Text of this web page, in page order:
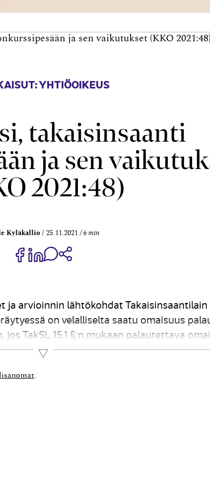
ja sen vaikutukset (KKO 2021:48)
YHTIÖOIKEUS
takaisinsaanti
ja sen
2021:48)
Kyläkallio 25.11.2021 6 min
Jaa Share on Facebook
Jaa Share on LinkedIn
Jaa WhatsApp-viestinä
ja arvioinnin lähtökohdat
on velalliselta saatu omaisuus
jos TakSL 15.1 §:n mukaan palautettava
on korvattava....
Lue lisää